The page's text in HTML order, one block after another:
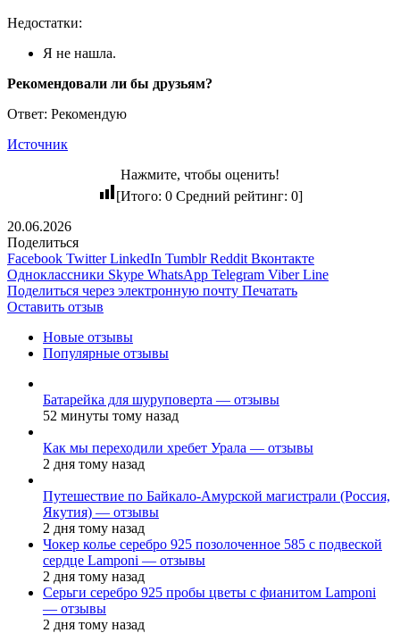
Недостатки:
Я не нашла.
Рекомендовали ли бы друзьям?
Ответ: Рекомендую
Источник
Нажмите, чтобы оценить!
[Итого: 0Средний рейтинг: 0]
20.06.2026
Поделиться
Facebook Twitter LinkedIn Tumblr Reddit Вконтакте
Одноклассники Skype WhatsApp Telegram Viber Line
Поделиться через электронную почту Печатать
Оставить отзыв
Новые отзывы
Популярные отзывы
Батарейка для шуруповерта — отзывы
52 минуты тому назад
Как мы переходили хребет Урала — отзывы
2 дня тому назад
Путешествие по Байкало-Амурской магистрали (Россия,
Якутия) — отзывы
2 дня тому назад
Чокер колье серебро 925 позолоченное 585 с подвеской
сердце Lamponi — отзывы
2 дня тому назад
Серьги серебро 925 пробы цветы с фианитом Lamponi
— отзывы
2 дня тому назад